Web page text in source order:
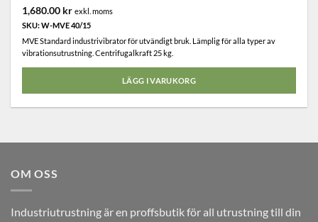
SPARA 5 % PÅ DIN
NÄSTA BESTÄLLNING
Ange din e-postadress för att få rabatter & nyheter
direkt i din inkorg.
Jag godkänner integritetspolicyn & villkoren. (Länk)
1,680.00 kr exkl. moms
SKU: W-MVE 40/15
MVE Standard industrivibrator för utvändigt bruk. Lämplig för alla typer av
vibrationsutrustning. Centrifugalkraft 25 kg.
LÄGG I VARUKORG
OM OSS
Industriutrustning är en proffsbutik för all utrustning till din